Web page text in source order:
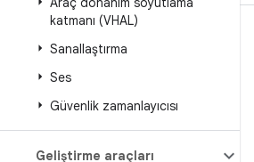
katmanı (VHAL)
Sanallaştırma
Ses
Güvenlik zamanlayıcısı
Geliştirme araçları
İkili programları önizle